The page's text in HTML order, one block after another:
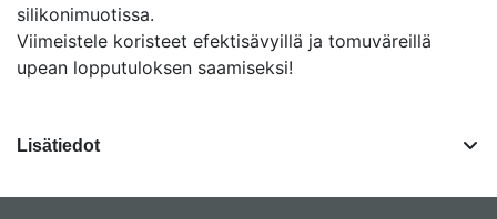
silikonimuotissa.
Viimeistele koristeet efektisävyillä ja tomuväreillä
upean lopputuloksen saamiseksi!
Lisätiedot